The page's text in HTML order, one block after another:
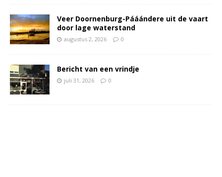
Veer Doornenburg-Pááándere uit de vaart
door lage waterstand
augustus 2, 2026 0
Bericht van een vrindje
juli 31, 2026 0